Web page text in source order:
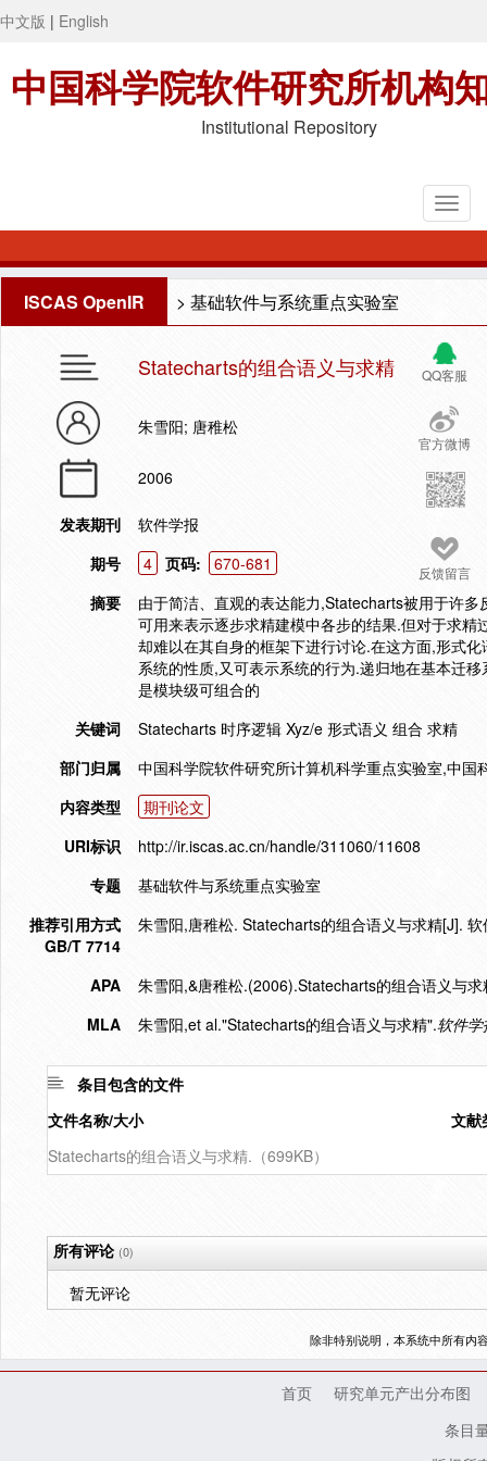
中文版 | English
中国科学院软件研究所机构
Institutional Repository
ISCAS OpenIR > 基础软件与系统重点实验室
QQ客服
官方微博
反馈留言
Statecharts的组合语义与求精
朱雪阳; 唐稚松
2006
发表期刊
软件学报
期号
4 页码:
670-681
摘要
由于简洁、直观的表达能力,Statecharts被用于许
可用来表示逐步求精建模中各步的结果.但对于求
却难以在其自身的框架下进行讨论.在这方面,形式
系统的性质,又可表示系统的行为.递归地在基本迁
是模块级可组合的
关键词
Statecharts 时序逻辑 Xyz/e 形式语义 组合 求精
部门归属
中国科学院软件研究所计算机科学重点实验室,中
内容类型
期刊论文
URI标识
http://ir.iscas.ac.cn/handle/311060/11608
专题
基础软件与系统重点实验室
推荐引用方式
GB/T 7714
朱雪阳,唐稚松. Statecharts的组合语义与求精[J].
APA
朱雪阳,&唐稚松.(2006).Statecharts的组合语义与求
MLA
朱雪阳,et al."Statecharts的组合语义与求精".软件学
条目包含的文件
文件名称/大小
文献
Statecharts的组合语义与求精.（699KB）
所有评论(0)
暂无评论
除非特别说明，本系统中所有内
首页
研究单元产出分布图
条目